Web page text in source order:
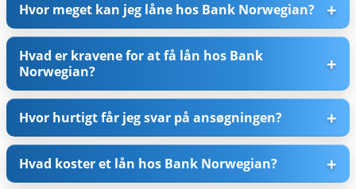
Hvor meget kan jeg låne hos Bank Norwegian?
Hvad er kravene for at få lån hos Bank
Norwegian?
Hvor hurtigt får jeg svar på ansøgningen?
Hvad koster et lån hos Bank Norwegian?